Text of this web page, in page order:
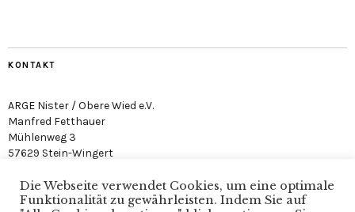
KONTAKT
ARGE Nister / Obere Wied e.V.
Manfred Fetthauer
Mühlenweg 3
57629 Stein-Wingert
Die Webseite verwendet Cookies, um eine optimale
Funktionalität zu gewährleisten. Indem Sie auf